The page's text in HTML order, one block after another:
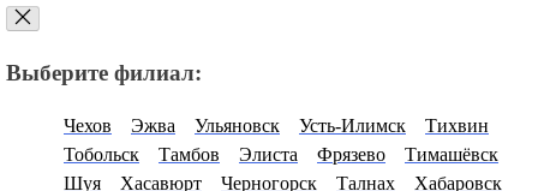
Выберите филиал:
Чехов Эжва Ульяновск Усть-Илимск
Тихвин
Тобольск
Тамбов Элиста Фрязево
Тимашёвск
Шуя
Хасавюрт Черногорск Талнах
Хабаровск